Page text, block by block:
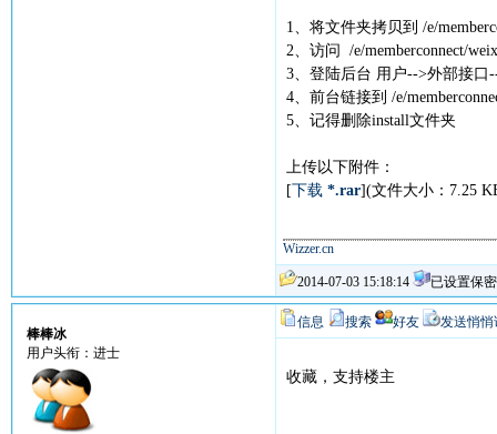
1、将文件夹拷贝到 /e/
2、访问 /e/memberconnect/
3、登陆后台 用户-->外部接口
4、前台链接到 /e/
5、记得删除install文件夹
上传以下附件：
[下载 *.rar](文件大小：7.25
Wizzer.cn
2014-07-03 15:18:14 已设置保密
棒棒冰
用户头衔：进士
信息 搜索 好友 发送悄悄
收藏，支持楼主